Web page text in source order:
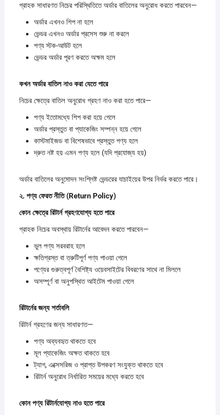
গ্রাহক সাধারণত নিচের পরিস্থিতিতে অর্ডার বাতিলের অনুরোধ করতে পারবেন—
অর্ডার এখনও শিপ না হলে
ভেন্ডর এখনও অর্ডার প্রসেস শুরু না করলে
পণ্য স্টক-আউট হলে
ভেন্ডর অর্ডার পূরণ করতে অক্ষম হলে
কখনঅর্ডারবাতিলনাওকরাযেতেপারে
নিচের ক্ষেত্রে বাতিল অনুরোধ গ্রহণ নাও করা হতে পারে—
পণ্য ইতোমধ্যে শিপ করা হয়ে গেলে
অর্ডার প্রস্তুত বা প্যাকেজিং সম্পন্ন হয়ে গেলে
কাস্টমাইজড বা বিশেষভাবে প্রস্তুত পণ্য হলে
দ্রুত নষ্ট হয় এমন পণ্য হলে (যদি প্রযোজ্য হয়)
অর্ডার বাতিলের অনুমোদন সংশ্লিষ্ট ভেন্ডরের যাচাইয়ের উপর নির্ভর করতে পারে।
২. পণ্যফেরতনীতি (Return Policy)
কোনক্ষেত্রেরিটার্নগ্রহণযোগ্যহতেপারে
গ্রাহক নিচের অবস্থায় রিটার্নের আবেদন করতে পারবেন—
ভুল পণ্য সরবরাহ হলে
ক্ষতিগ্রস্ত বা ত্রুটিপূর্ণ পণ্য পাওয়া গেলে
পণ্যের গুরুত্বপূর্ণ বৈশিষ্ট্য ওয়েবসাইটের বিবরণের সাথে না মিললে
অসম্পূর্ণ বা অনুপস্থিত আইটেম পাওয়া গেলে
রিটার্নেরজন্যশর্তাবলি
রিটার্ন গ্রহণের জন্য সাধারণত—
পণ্য অব্যবহৃত থাকতে হবে
মূল প্যাকেজিং অক্ষত থাকতে হবে
ট্যাগ, এক্সেসরিজ ও প্রাপ্ত উপকরণ সংযুক্ত থাকতে হবে
রিটার্ন অনুরোধ নির্ধারিত সময়ের মধ্যে করতে হবে
কোনপণ্যরিটার্নযোগ্যনাওহতেপারে